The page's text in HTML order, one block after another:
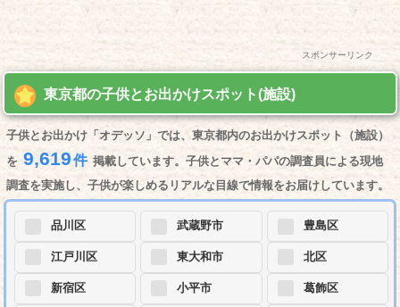
スポンサーリンク
東京都の子供とお出かけスポット(施設)
子供とお出かけ「オデッソ」では、東京都内のお出かけスポット（施設）
を 9,619件 掲載しています。子供とママ・パパの調査員による現地
調査を実施し、子供が楽しめるリアルな目線で情報をお届けしています。
品川区
江戸川区
新宿区
武蔵野市
東大和市
小平市
豊島区
北区
葛飾区